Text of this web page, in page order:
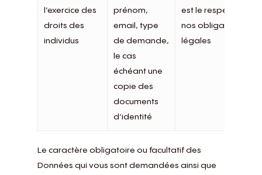
l’exercice des
droits des
individus
prénom,
email, type
de demande,
le cas
échéant une
copie des
documents
d’identité
est le respect de
nos obligations
légales
Le caractère obligatoire ou facultatif des
Données qui vous sont demandées ainsi que